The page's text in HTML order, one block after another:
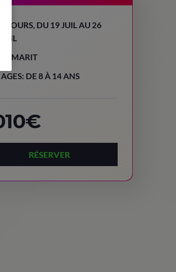
8 JOURS, DU 19 JUIL AU 26
JUIL
TAMARIT
AGES: DE 8 À 14 ANS
RÉSERVER